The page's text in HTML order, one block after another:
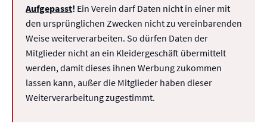
Aufgepasst! Ein Verein darf Daten nicht in einer mit
den ursprünglichen Zwecken nicht zu vereinbarenden
Weise weiterverarbeiten. So dürfen Daten der
Mitglieder nicht an ein Kleidergeschäft übermittelt
werden, damit dieses ihnen Werbung zukommen
lassen kann, außer die Mitglieder haben dieser
Weiterverarbeitung zugestimmt.